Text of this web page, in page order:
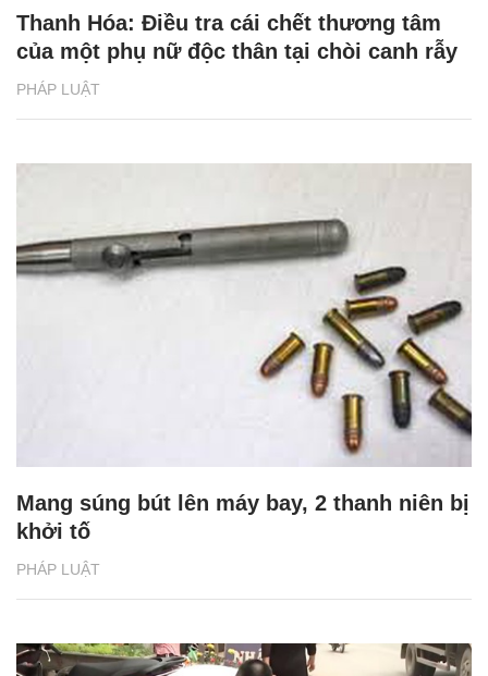
PHÁP LUẬT
Thanh Hóa: Điều tra cái chết thương tâm
của một phụ nữ độc thân tại chòi canh rẫy
PHÁP LUẬT
Mang súng bút lên máy bay, 2 thanh niên bị
khởi tố